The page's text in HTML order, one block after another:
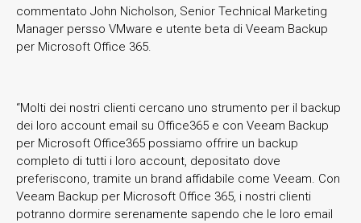
commentato John Nicholson, Senior Technical Marketing
Manager persso VMware e utente beta di Veeam Backup
per Microsoft Office 365.
“Molti dei nostri clienti cercano uno strumento per il backup
dei loro account email su Office365 e con Veeam Backup
per Microsoft Office365 possiamo offrire un backup
completo di tutti i loro account, depositato dove
preferiscono, tramite un brand affidabile come Veeam. Con
Veeam Backup per Microsoft Office 365, i nostri clienti
potranno dormire serenamente sapendo che le loro email